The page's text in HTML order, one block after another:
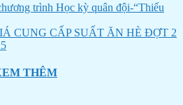
trình Học kỳ quân đội-“Thiếu
CUNG CẤP SUẤT ĂN HÈ ĐỢT 2
THÊM